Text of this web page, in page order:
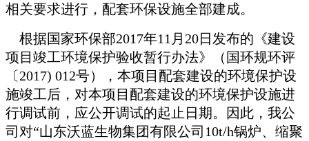
相关要求进行，配套环保设施全部建成。
根据国家环保部2017年11月20日发布的《建设
项目竣工环境保护验收暂行办法》（国环规环评
〔2017) 012号），本项目配套建设的环境保护设
施竣工后，对本项目配套建设的环境保护设施进
行调试前，应公开调试的起止日期。因此，我公
司对“山东沃蓝生物集团有限公司 10t/h锅炉、缩聚